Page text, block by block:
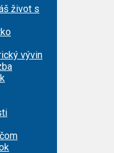
život s
vývin